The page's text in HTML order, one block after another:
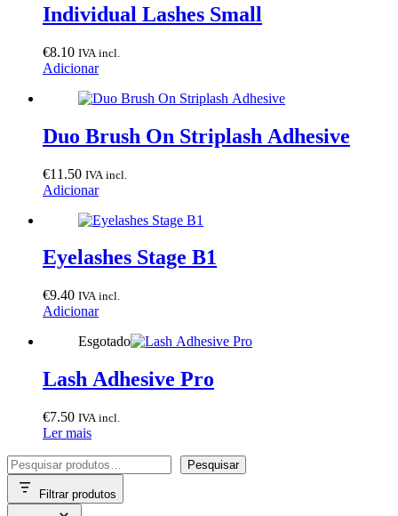
Individual Lashes Small
€8.10 IVA incl.
Adicionar
Duo Brush On Striplash Adhesive
€11.50 IVA incl.
Adicionar
Eyelashes Stage B1
€9.40 IVA incl.
Adicionar
Esgotado
Lash Adhesive Pro
€7.50 IVA incl.
Ler mais
Pesquisar
Pesquisar
Filtrar produtos